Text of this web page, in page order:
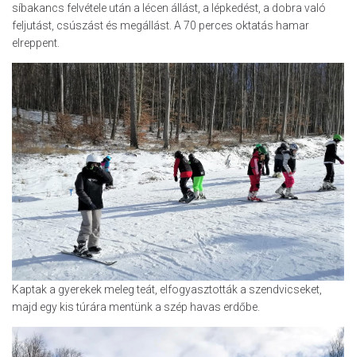
síbakancs felvétele után a lécen állást, a lépkedést, a dobra való
feljutást, csúszást és megállást. A 70 perces oktatás hamar
elreppent.
Kaptak a gyerekek meleg teát, elfogyasztották a szendvicseket,
majd egy kis túrára mentünk a szép havas erdőbe.